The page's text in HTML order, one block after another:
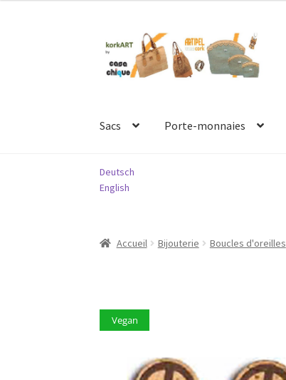
la
au
contenu
Sacs Porte-monnaies
Deutsch
English
Accueil Bijouterie Boucles d'oreilles
Vegan